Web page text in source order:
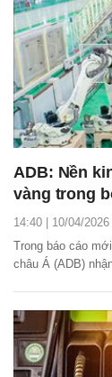
ADB: Nền
vàng trong
14:40 | 10/04/2026
Trong báo cáo
châu Á (ADB)